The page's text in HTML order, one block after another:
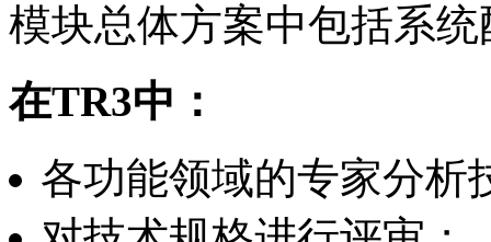
模块总体方案中包括系
在TR3中：
各功能领域的专家分析